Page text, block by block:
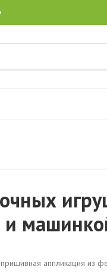
пришивная аппликация из